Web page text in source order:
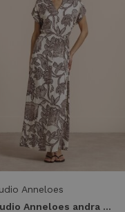
Anneloes
Studio Anneloes andra flower dress 13963 Jurk 1486 kit/chestnut